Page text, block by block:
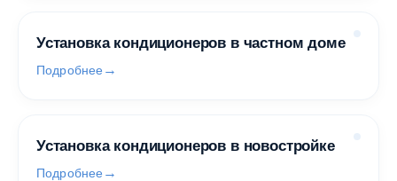
Установка кондиционеров в частном доме
Подробнее
Установка кондиционеров в новостройке
Подробнее